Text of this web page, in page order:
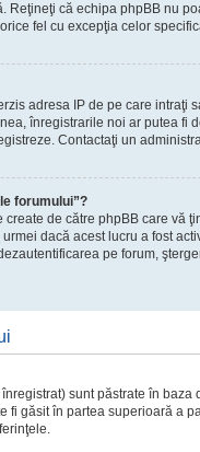
Reţineţi că echipa phpBB nu
fel cu excepţia celor
adresa IP de pe care intraţi
înregistrarile noi ar putea fi
Contactaţi un
forumului”?
de către phpBB care vă
dacă acest lucru a fost
pe forum,
sunt păstrate în baza
fi găsit în partea superioară a